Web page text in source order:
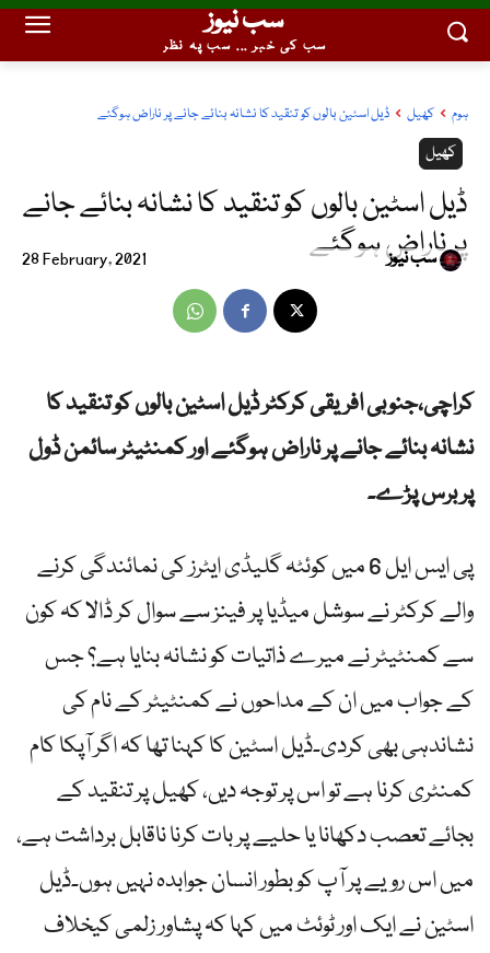
سب نیوز
سب کی خبر ... سب پہ نظر
ہوم کھیل ڈیل اسٹین بالوں کو تنقید کا نشانہ بنائے جانے پر ناراض ہوگئے
کھیل
ڈیل اسٹین بالوں کو تنقید کا نشانہ بنائے جانے
پر ناراض ہوگئے
28 February, 2021 سب نیوز
کراچی،جنوبی افریقی کرکٹر ڈیل اسٹین بالوں کو تنقید کا
نشانہ بنائے جانے پر ناراض ہوگئے اور کمنٹیٹر سائمن ڈول
پر برس پڑے۔
پی ایس ایل 6 میں کوئٹہ گلیڈی ایٹرز کی نمائندگی کرنے
والے کرکٹر نے سوشل میڈیا پر فینز سے سوال کر ڈالا کہ کون
سے کمنٹیٹر نے میرے ذاتیات کو نشانہ بنایا ہے؟ جس
کے جواب میں ان کے مداحوں نے کمنٹیٹر کے نام کی
نشاندہی بھی کردی۔ڈیل اسٹین کا کہنا تھا کہ اگر آپکا کام
کمنٹری کرنا ہے تو اس پر توجہ دیں، کھیل پر تنقید کے
بجائے تعصب دکھانا یا حلیے پر بات کرنا ناقابل برداشت ہے،
میں اس رویے پر آپ کو بطور انسان جوابدہ نہیں ہوں۔ڈیل
اسٹین نے ایک اور ٹوئٹ میں کہا کہ پشاور زلمی کیخلاف